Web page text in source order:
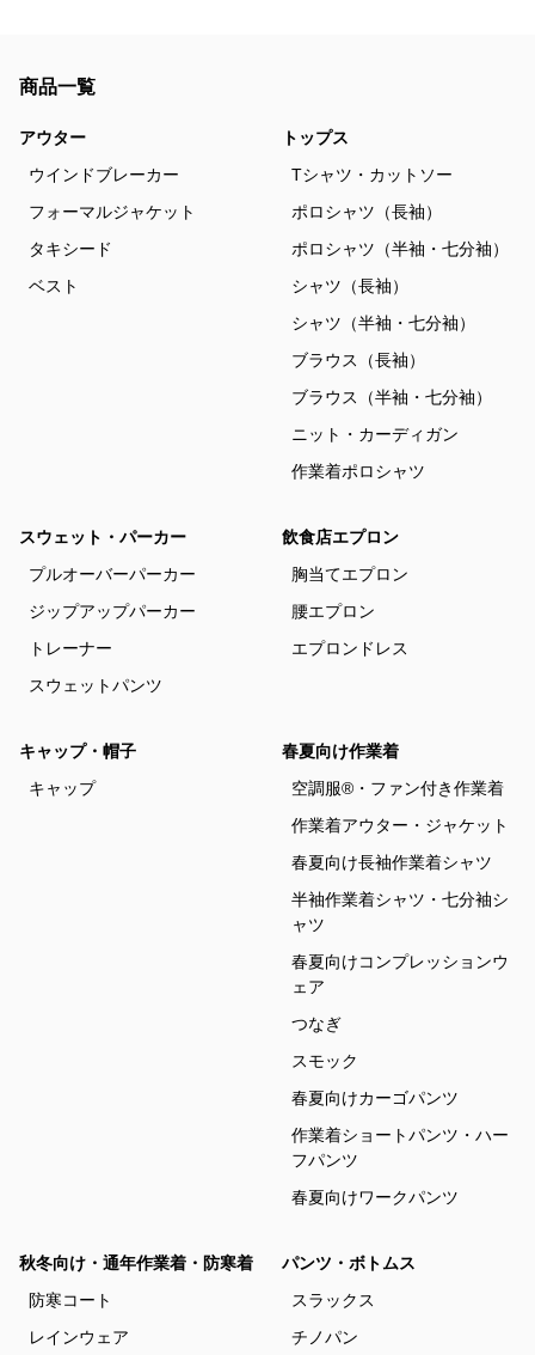
商品一覧
アウター
ウインドブレーカー
フォーマルジャケット
タキシード
ベスト
トップス
Tシャツ・カットソー
ポロシャツ（長袖）
ポロシャツ（半袖・七分袖）
シャツ（長袖）
シャツ（半袖・七分袖）
ブラウス（長袖）
ブラウス（半袖・七分袖）
ニット・カーディガン
作業着ポロシャツ
スウェット・パーカー
プルオーバーパーカー
ジップアップパーカー
トレーナー
スウェットパンツ
飲食店エプロン
胸当てエプロン
腰エプロン
エプロンドレス
キャップ・帽子
キャップ
春夏向け作業着
空調服®・ファン付き作業着
作業着アウター・ジャケット
春夏向け長袖作業着シャツ
半袖作業着シャツ・七分袖シ
ャツ
春夏向けコンプレッションウ
ェア
つなぎ
スモック
春夏向けカーゴパンツ
作業着ショートパンツ・ハー
フパンツ
春夏向けワークパンツ
秋冬向け・通年作業着・防寒着
防寒コート
レインウェア
パンツ・ボトムス
スラックス
チノパン